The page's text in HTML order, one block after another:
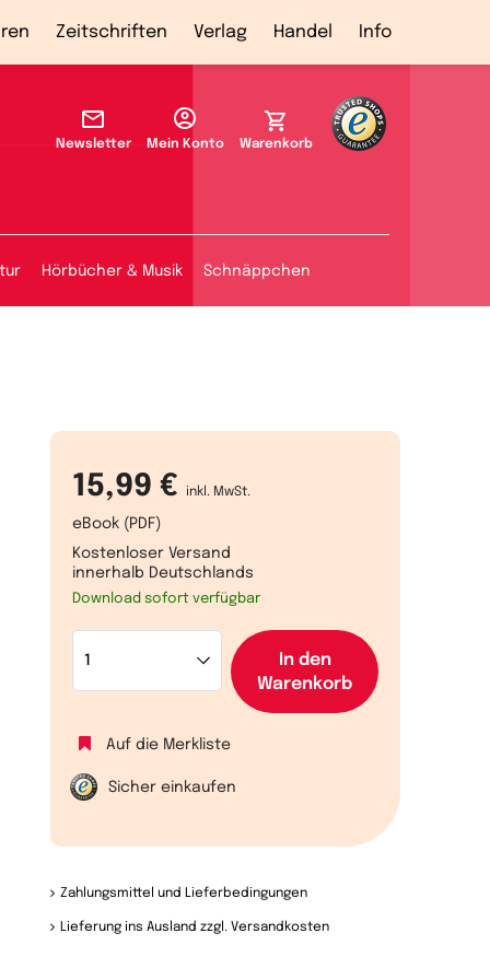
Zeitschriften Verlag Handel Info
Newsletter Mein Konto Warenkorb
Hörbücher & Musik Schnäppchen
15,99 € inkl. MwSt.
eBook (PDF)
Kostenloser Versand
innerhalb Deutschlands
Download sofort verfügbar
In den
Warenkorb
Auf die Merkliste
Sicher einkaufen
Zahlungsmittel und Lieferbedingungen
Lieferung ins Ausland zzgl. Versandkosten